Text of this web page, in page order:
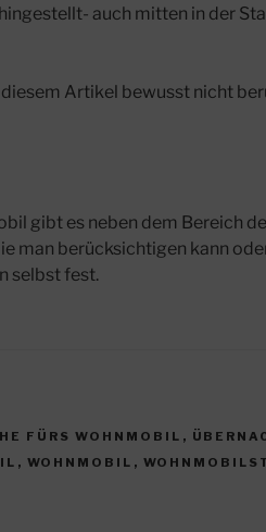
auch mitten in der
diesem Artikel bewusst nicht
gibt es neben dem Bereich
man berücksichtigen kann
selbst fest.
FÜRS WOHNMOBIL ,
, WOHNMOBIL ,